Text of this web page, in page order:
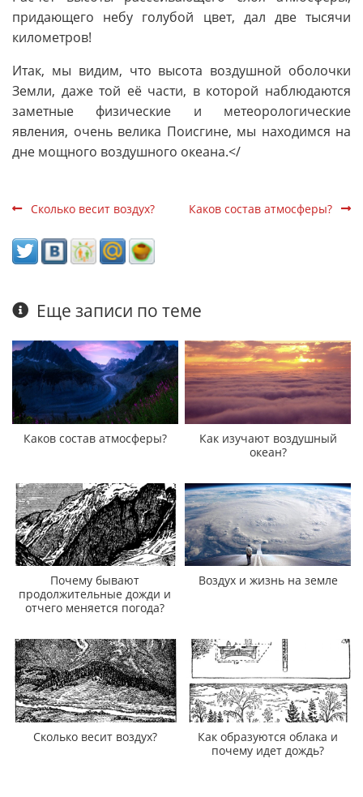
придающего небу голубой цвет, дал две тысячи
километров!
Итак, мы видим, что высота воздушной оболочки
Земли, даже той её части, в которой наблюдаются
заметные физические и метеорологические
явления, очень велика Поисгине, мы находимся на
дне мощного воздушного океана.</
Сколько весит воздух? Каков состав атмосферы?
Еще записи по теме
Каков состав атмосферы?
Как изучают воздушный
океан?
Почему бывают
продолжительные дожди и
отчего меняется погода?
Воздух и жизнь на земле
Сколько весит воздух?
Как образуются облака и
почему идет дождь?